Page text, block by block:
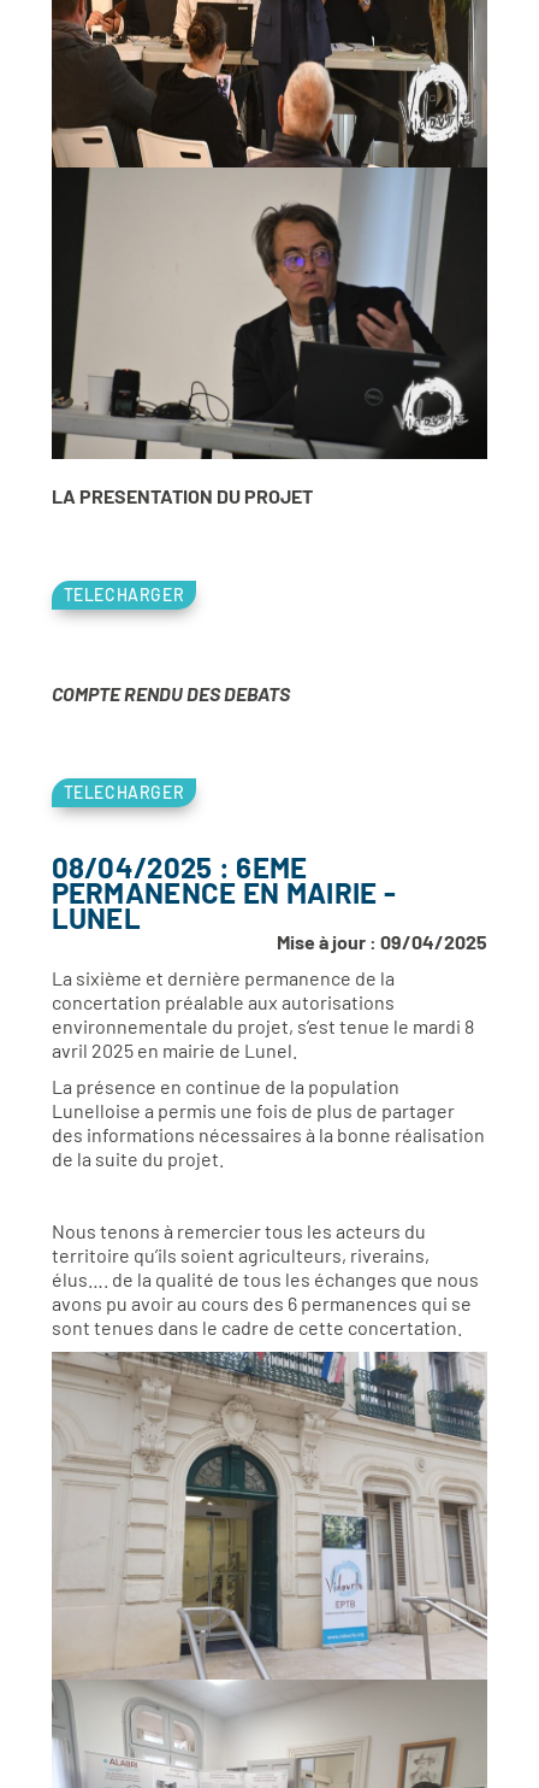
LA PRESENTATION DU PROJET
TELECHARGER
COMPTE RENDU DES DEBATS
TELECHARGER
08/04/2025 : 6EME
PERMANENCE EN MAIRIE -
LUNEL
Mise à jour : 09/04/2025
La sixième et dernière permanence de la
concertation préalable aux autorisations
environnementale du projet, s’est tenue le mardi 8
avril 2025 en mairie de Lunel.
La présence en continue de la population
Lunelloise a permis une fois de plus de partager
des informations nécessaires à la bonne réalisation
de la suite du projet.
Nous tenons à remercier tous les acteurs du
territoire qu’ils soient agriculteurs, riverains,
élus…. de la qualité de tous les échanges que nous
avons pu avoir au cours des 6 permanences qui se
sont tenues dans le cadre de cette concertation.